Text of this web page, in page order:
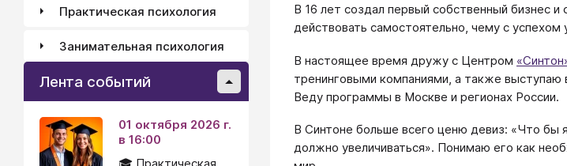
В 16 лет создал первый собственный бизнес и
действовать самостоятельно, чему с успехом
В настоящее время дружу с Центром
тренинговыми компаниями, а также выступаю
Веду программы в Москве и регионах России.
В Синтоне больше всего ценю девиз: «Что бы
должно увеличиваться». Понимаю его как
Практическая психология
Занимательная психология
Лента событий
01 октября 2026 г.
в 16:00